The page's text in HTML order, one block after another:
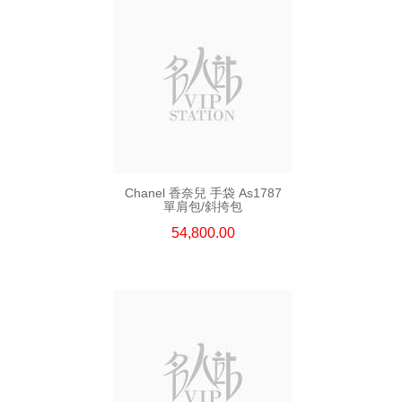
Chanel 香奈兒 手袋 As1787
單肩包/斜挎包
54,800.00